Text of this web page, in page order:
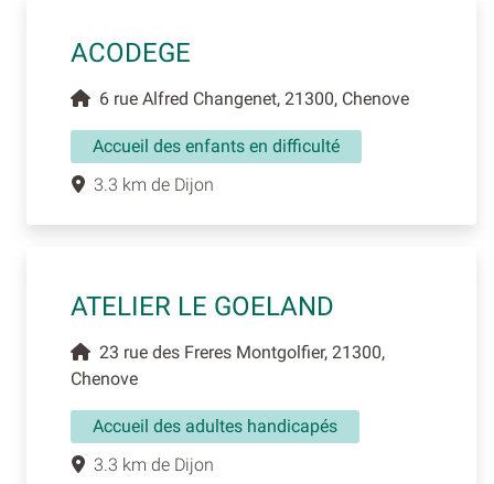
ACODEGE
6 rue Alfred Changenet, 21300, Chenove
Accueil des enfants en difficulté
3.3 km de Dijon
ATELIER LE GOELAND
23 rue des Freres Montgolfier, 21300,
Chenove
Accueil des adultes handicapés
3.3 km de Dijon